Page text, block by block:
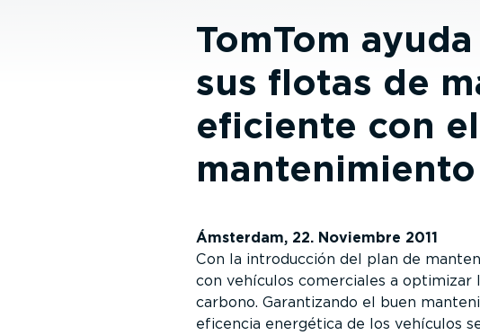
TomTom
sus flotas de
eficiente con
mantenimiento
Ámsterdam, 22. Noviembre 2011
Con la introducción del plan de
con vehículos comerciales a optimizar
carbono. Garantizando el buen
eficencia energética de los vehículos